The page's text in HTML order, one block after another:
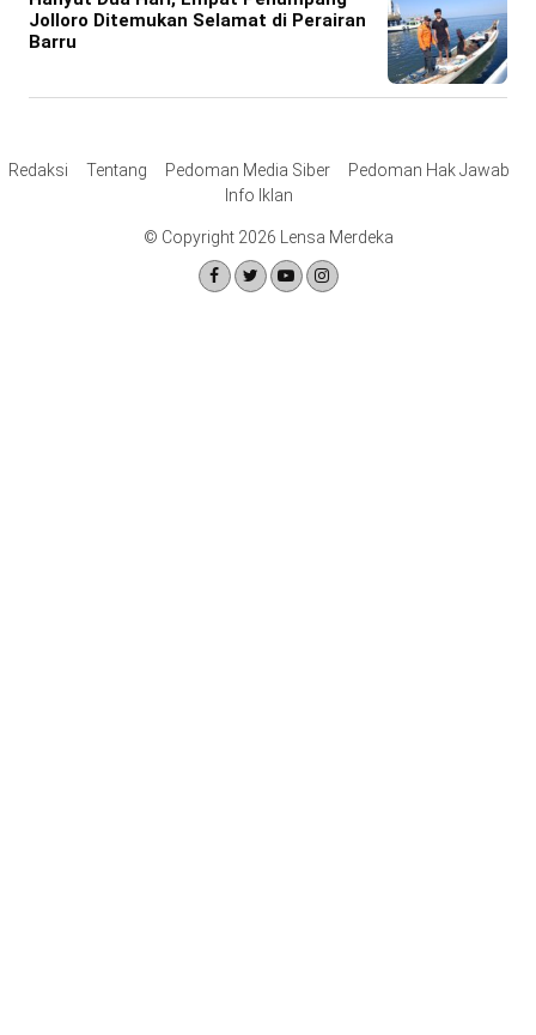
Jolloro Ditemukan Selamat di Perairan
Barru
Redaksi Tentang Pedoman Media Siber
Pedoman Hak Jawab
Info Iklan
© Copyright 2026 Lensa Merdeka